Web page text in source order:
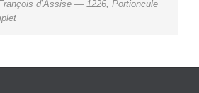
d’Assise — 1226, Portioncule